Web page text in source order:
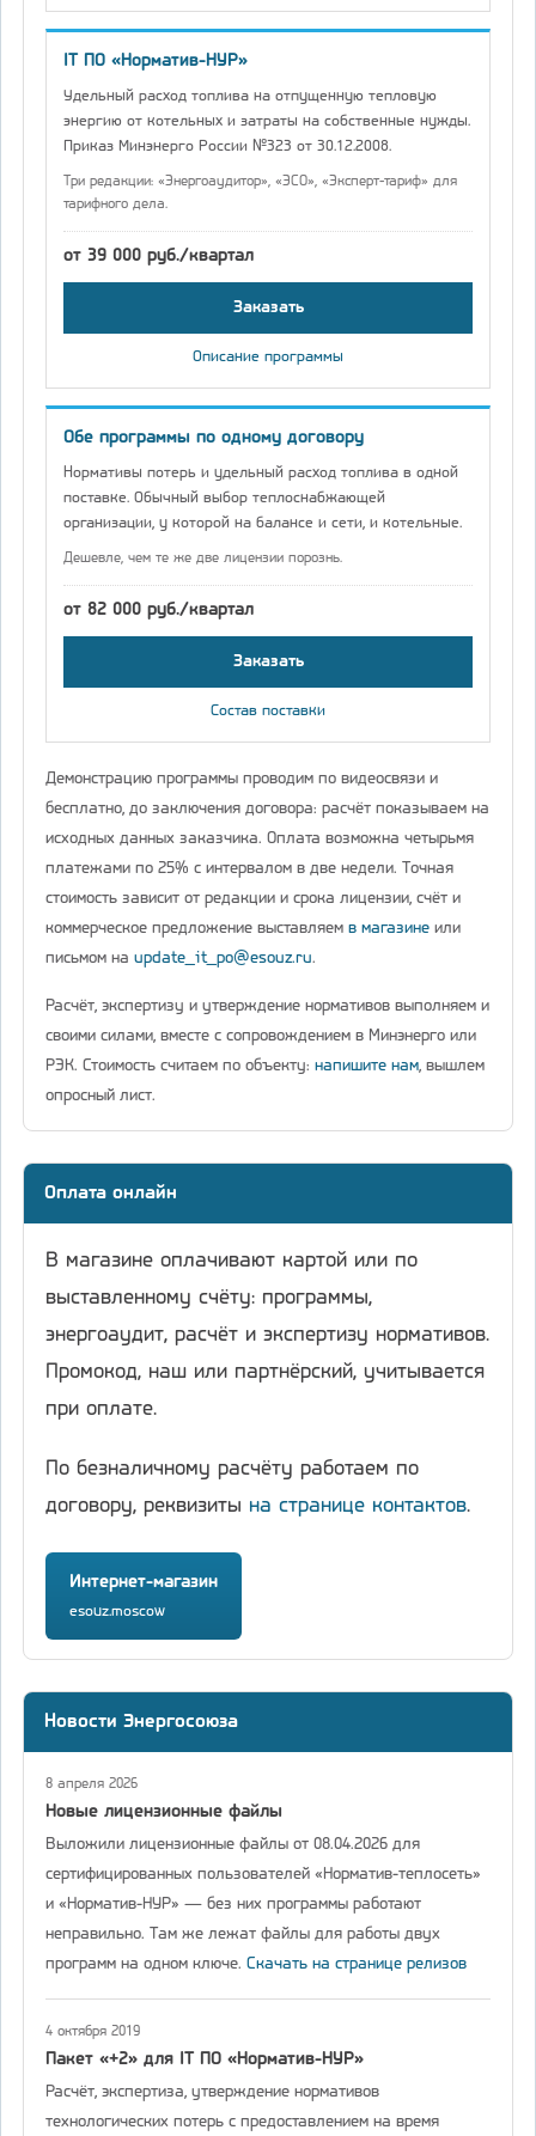
IT ПО «Норматив-НУР»
Удельный расход топлива на отпущенную тепловую
энергию от котельных и затраты на собственные нужды.
Приказ Минэнерго России №323 от 30.12.2008.
Три редакции: «Энергоаудитор», «ЭСО», «Эксперт-тариф» для
тарифного дела.
от 39 000 руб./квартал
Заказать
Описание программы
Обе программы по одному договору
Нормативы потерь и удельный расход топлива в одной
поставке. Обычный выбор теплоснабжающей
организации, у которой на балансе и сети, и котельные.
Дешевле, чем те же две лицензии порознь.
от 82 000 руб./квартал
Заказать
Состав поставки
Демонстрацию программы проводим по видеосвязи и
бесплатно, до заключения договора: расчёт показываем на
исходных данных заказчика. Оплата возможна четырьмя
платежами по 25% с интервалом в две недели. Точная
стоимость зависит от редакции и срока лицензии, счёт и
коммерческое предложение выставляем в магазине или
письмом на update_it_po@esouz.ru.
Расчёт, экспертизу и утверждение нормативов выполняем и
своими силами, вместе с сопровождением в Минэнерго или
РЭК. Стоимость считаем по объекту: напишите нам, вышлем
опросный лист.
Оплата онлайн
В магазине оплачивают картой или по
выставленному счёту: программы,
энергоаудит, расчёт и экспертизу нормативов.
Промокод, наш или партнёрский, учитывается
при оплате.
По безналичному расчёту работаем по
договору, реквизиты на странице контактов.
Интернет-магазин
esouz.moscow
Новости Энергосоюза
8 апреля 2026
Новые лицензионные файлы
Выложили лицензионные файлы от 08.04.2026 для
сертифицированных пользователей «Норматив-теплосеть»
и «Норматив-НУР» — без них программы работают
неправильно. Там же лежат файлы для работы двух
программ на одном ключе. Скачать на странице релизов
4 октября 2019
Пакет «+2» для IT ПО «Норматив-НУР»
Расчёт, экспертиза, утверждение нормативов
технологических потерь с предоставлением на время